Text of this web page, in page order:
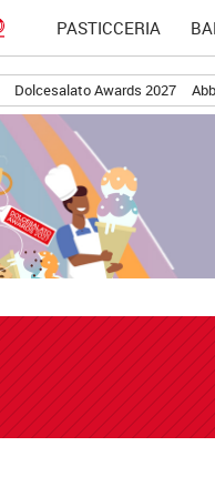
PASTICCERIA
Dolcesalato Awards 2027